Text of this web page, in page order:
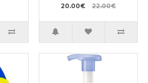
efektu 510ml +
20.00€ 22.00€